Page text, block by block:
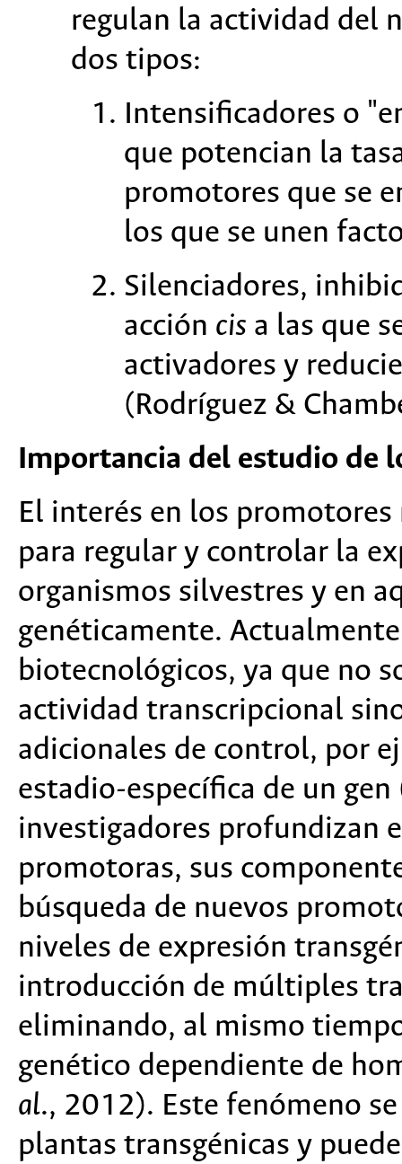
regulan la actividad del
dos tipos:
Intensificadores o
que potencian la
promotores que se
los que se unen
Silenciadores,
acción cis a las que
activadores y
(Rodríguez &
Importancia del estudio de
El interés en los
para regular y controlar la
organismos silvestres y en
genéticamente.
biotecnológicos, ya que no
actividad transcripcional
adicionales de control, por
estadio-específica de un
investigadores profundizan
promotoras, sus
búsqueda de nuevos
niveles de expresión
introducción de múltiples
eliminando, al mismo
genético dependiente de
al., 2012). Este fenómeno
plantas transgénicas y